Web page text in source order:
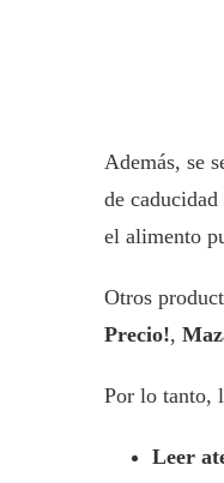
Además, se
de
el alimento
Otros
Precio!,
Por lo tanto,
Leer